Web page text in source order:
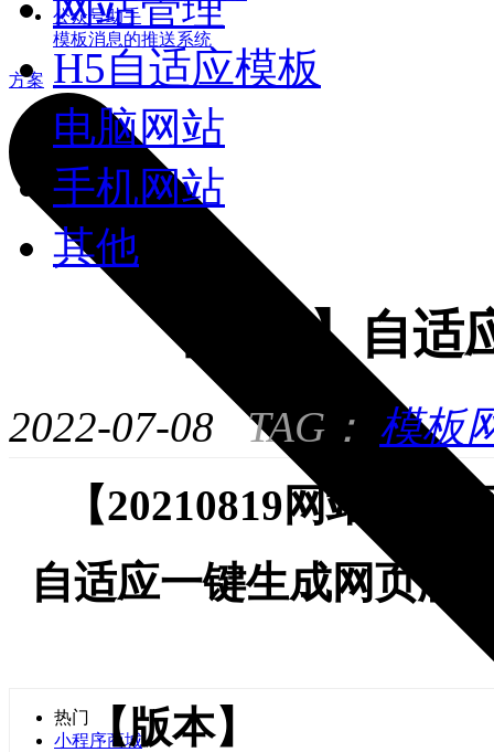
公众号助手
模板消息的推送系统
方案
热门
小程序商城
H5自适应模板
电脑网站
手机网站
其他
【网站】自适
2022-07-08 TAG： 模板
【20210819网站功能
自适应一键生成网页版
【版本】